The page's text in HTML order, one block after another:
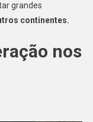
grandes
continentes.
nos